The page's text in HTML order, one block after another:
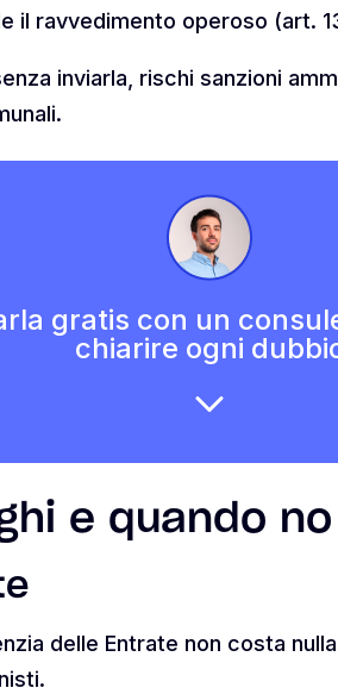
il ravvedimento operoso (art.
inviarla, rischi sanzioni
gratis con un
chiarire ogni
e quando no
delle Entrate non costa